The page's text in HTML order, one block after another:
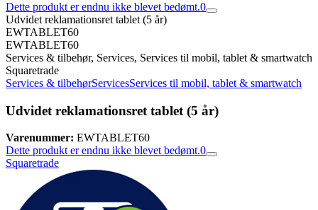
Dette produkt er endnu ikke blevet bedømt.0
Udvidet reklamationsret tablet (5 år)
EWTABLET60
EWTABLET60
Services & tilbehør, Services, Services til mobil, tablet & smartwatch
Squaretrade
Services & tilbehørServicesServices til mobil, tablet & smartwatch
Udvidet reklamationsret tablet (5 år)
Varenummer: EWTABLET60
Dette produkt er endnu ikke blevet bedømt.0
Squaretrade